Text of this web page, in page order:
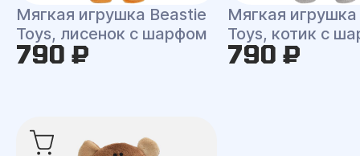
Мягкая игрушка Beastie
Toys, лисенок с шарфом
790 ₽
Мягкая
Toys, котик с
790 ₽